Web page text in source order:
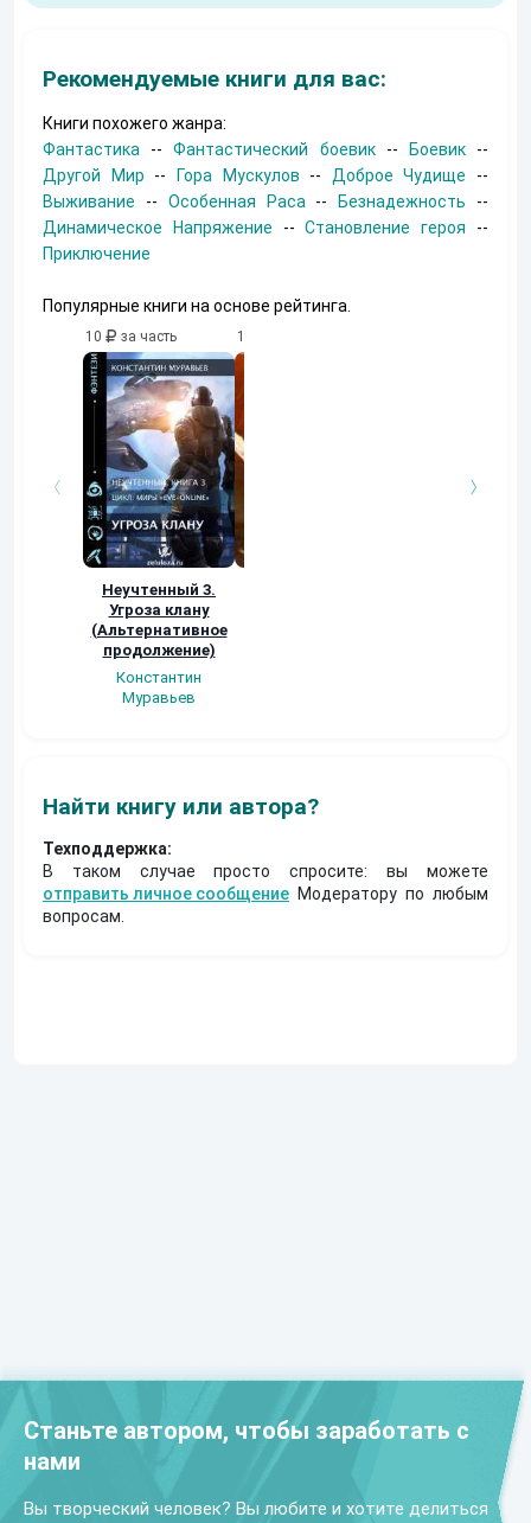
Рекомендуемые книги для вас:
Книги похожего жанра:
Фантастика --Фантастический боевик-- Боевик--
Другой Мир -- Гора Мускулов -- Доброе Чудище --
Выживание -- Особенная Раса -- Безнадежность --
Динамическое Напряжение --Становление героя --
Приключение
Популярные книги на основе рейтинга.
10 за часть
Неучтенный 3.
Угроза клану
(Альтернативное
продолжение)
Константин
Муравьев
10
Найти книгу или автора?
Техподдержка:
В таком случае просто спросите: вы можете
отправить личное сообщение Модератору по любым
вопросам.
Станьте автором, чтобы заработать с
нами
Вы творческий человек? Вы любите и хотите делиться